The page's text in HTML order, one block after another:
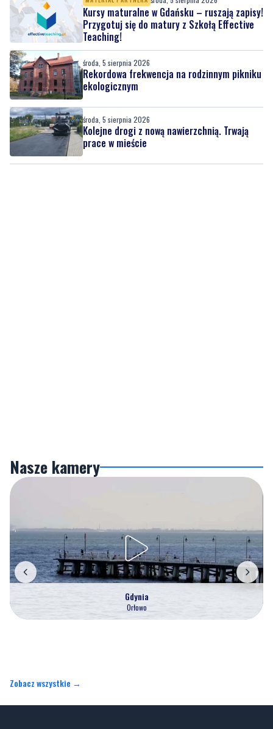
środa, 5 sierpnia 2026
Rekordowa frekwencja na rodzinnym pikniku
ekologicznym
środa, 5 sierpnia 2026
Kolejne drogi z nową nawierzchnią. Trwają
Gdynia
Orłowo
Artykuły Informacje